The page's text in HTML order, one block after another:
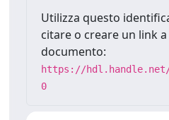
Utilizza questo
citare o creare un link
documento:
https://hdl.handle.net/
0